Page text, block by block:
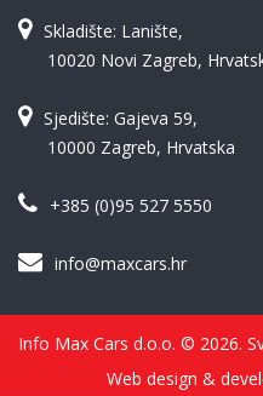
Skladište: Lanište,
10020 Novi Zagreb,
Sjedište: Gajeva 59,
10000 Zagreb, Hrvatska
+385 (0)95 527 5550
info@maxcars.hr
Info Max Cars d.o.o. © 2026.
Web design &